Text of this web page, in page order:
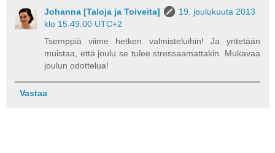
Johanna [Taloja ja Toiveita]
19. joulukuuta 2013
klo 15.49.00 UTC+2
Tsemppiä viime hetken valmisteluihin! Ja yritetään
muistaa, että joulu se tulee stressaamattakin. Mukavaa
joulun odottelua!
Vastaa